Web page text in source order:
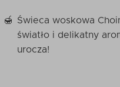
Świeca woskowa
światło i delikatny
urocza!